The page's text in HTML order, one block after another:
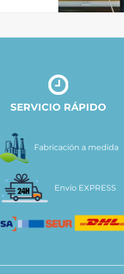
SERVICIO RÁPIDO
Fabricación a medida
Envío EXPRESS